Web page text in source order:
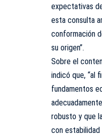
expectativas
esta consulta
conformación
su origen”.
Sobre el
indicó que, “al
fundamentos
robusto y que
con estabilidad